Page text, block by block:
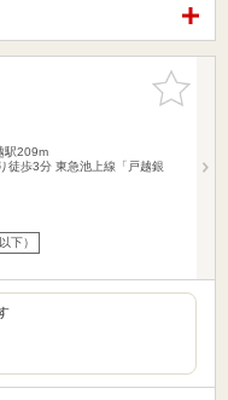
お気に入
りに追加
駅209m
徒歩3分 東急池上線「戸越銀
下）